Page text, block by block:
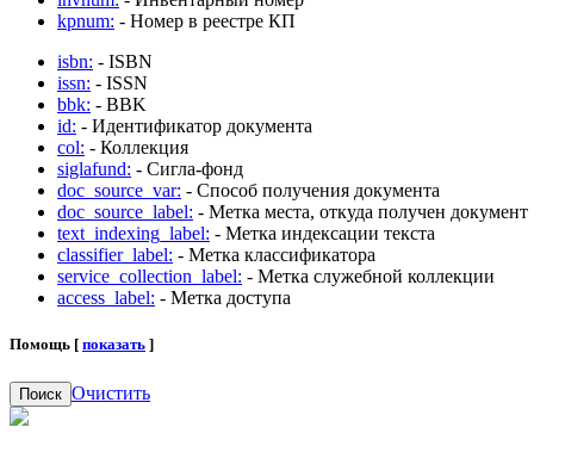
kpnum: - Номер в реестре КП
isbn: - ISBN
issn: - ISSN
bbk: - BBK
id: - Идентификатор документа
col: - Коллекция
siglafund: - Сигла-фонд
doc_source_var: - Способ получения документа
doc_source_label: - Метка места, откуда получен документ
text_indexing_label: - Метка индексации текста
classifier_label: - Метка классификатора
service_collection_label: - Метка служебной коллекции
access_label: - Метка доступа
Помощь [ показать ]
Поиск Очистить